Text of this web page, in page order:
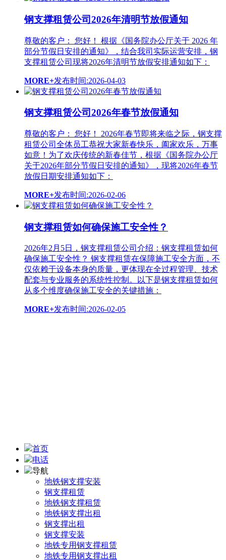
钢支撑租赁公司2026年清明节放假通知
尊敬的客户： 您好！ 根据《国务院办公厅关于 2026 年
部分节假日安排的通知》，结合我司实际运营安排，钢
支撑租赁公司现将2026年清明节放假安排通知如下：
MORE+发布时间:2026-04-03
钢支撑租赁公司2026年春节放假通知
尊敬的客户： 您好！ 2026年春节即将来临之际，钢支撑
租赁公司全体员工恭祝大家新春快乐，阖家欢乐，万事
如意！为了欢庆传统的新春佳节，根据《国务院办公厅
关于2026年部分节假日安排的通知》，现将2026年春节
放假日期安排通知如下：
MORE+发布时间:2026-02-06
钢支撑租赁如何确保施工安全性？
2026年2月5日，钢支撑租赁公司介绍：钢支撑租赁如何
确保施工安全性？ 钢支撑租赁在保障施工安全方面，不
仅依赖于设备本身的质量，更体现在全过程管理、技术
配套与专业服务的系统性控制。以下是钢支撑租赁如何
从多个维度确保施工安全的关键措施：
MORE+发布时间:2026-02-05
首页
电话
导航
地铁钢支撑安装
钢支撑租赁
地铁钢支撑租赁
地铁钢支撑出租
钢支撑出租
钢支撑安装
地铁专用钢支撑租赁
地铁专用钢支撑出租